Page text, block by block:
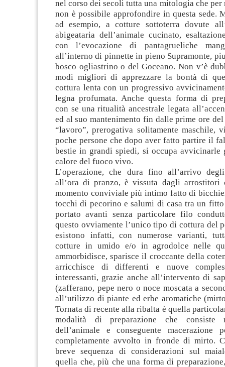
nel corso dei secoli tutta una mitologia che
non è possibile approfondire in questa sede.
ad esempio, a cotture sottoterra dovute
abigeataria dell’animale cucinato,
con l’evocazione di pantagrueliche
all’interno di pinnette in pieno Supramonte,
bosco ogliastrino o del Goceano. Non v’è
modi migliori di apprezzare la bontà di
cottura lenta con un progressivo
legna profumata. Anche questa forma di
con se una ritualità ancestrale legata
ed al suo mantenimento fin dalle prime ore
“lavoro”, prerogativa solitamente maschile,
poche persone che dopo aver fatto partire il
bestie in grandi spiedi, si occupa avvicinarle
calore del fuoco vivo.
L’operazione, che dura fino all’arrivo
all’ora di pranzo, è vissuta dagli arrostitori
momento conviviale più intimo fatto di
tocchi di pecorino e salumi di casa tra un
portato avanti senza particolare filo
questo ovviamente l’unico tipo di cottura del
esistono infatti, con numerose varianti,
cotture in umido e/o in agrodolce nelle
ammorbidisce, sparisce il croccante della
arricchisce di differenti e nuove
interessanti, grazie anche all’intervento di
(zafferano, pepe nero o noce moscata a
all’utilizzo di piante ed erbe aromatiche
Tornata di recente alla ribalta è quella
modalità di preparazione che consiste
dell’animale e conseguente macerazione
completamente avvolto in fronde di mirto.
breve sequenza di considerazioni sul
quella che, più che una forma di